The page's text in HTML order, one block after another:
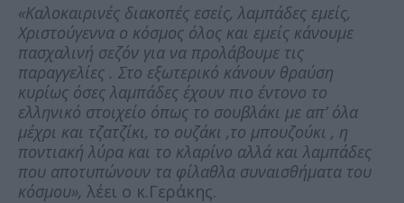
«Καλοκαιρινές διακοπές εσείς, λαμπάδες εμείς,
Χριστούγεννα ο κόσμος όλος και εμείς κάνουμε
πασχαλινή σεζόν για να προλάβουμε τις
παραγγελίες . Στο εξωτερικό κάνουν θραύση
κυρίως όσες λαμπάδες έχουν πιο έντονο το
ελληνικό στοιχείο όπως το σουβλάκι με απ’ όλα
μέχρι και τζατζίκι, το ουζάκι ,το μπουζούκι , η
ποντιακή λύρα και το κλαρίνο αλλά και λαμπάδες
που αποτυπώνουν τα φίλαθλα συναισθήματα του
κόσμου», λέει ο κ.Γεράκης.